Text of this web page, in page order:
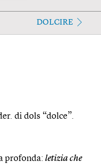
DOLCIRE
di dols “dolce”.
profonda: letizia che